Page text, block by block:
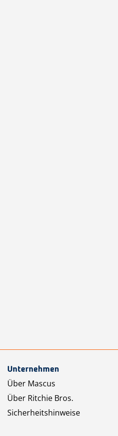
Unternehmen
Über Mascus
Über Ritchie Bros.
Sicherheitshinweise